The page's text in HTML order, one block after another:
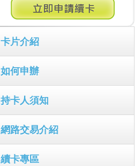
卡片介紹
如何申辦
持卡人須知
網路交易介紹
續卡專區